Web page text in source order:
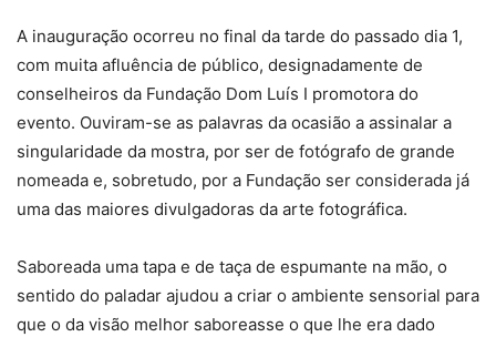
A inauguração ocorreu no final da tarde do passado dia 1,
com muita afluência de público, designadamente de
conselheiros da Fundação Dom Luís I promotora do
evento. Ouviram-se as palavras da ocasião a assinalar a
singularidade da mostra, por ser de fotógrafo de grande
nomeada e, sobretudo, por a Fundação ser considerada já
uma das maiores divulgadoras da arte fotográfica.
Saboreada uma tapa e de taça de espumante na mão, o
sentido do paladar ajudou a criar o ambiente sensorial para
que o da visão melhor saboreasse o que lhe era dado